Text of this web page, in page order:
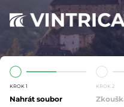
KROK 1
Nahrát soubor
KROK 2